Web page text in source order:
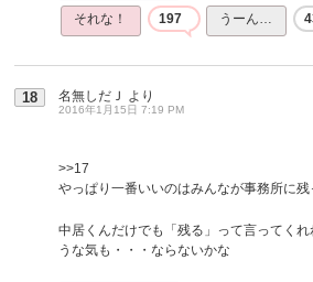
それな！ 197 うーん…
18 名無しだＪ より
2016年1月15日 7:19 PM
>>17
やっぱり一番いいのはみんなが事務所に
中居くんだけでも「残る」って言ってく
うな気も・・・ならないかな